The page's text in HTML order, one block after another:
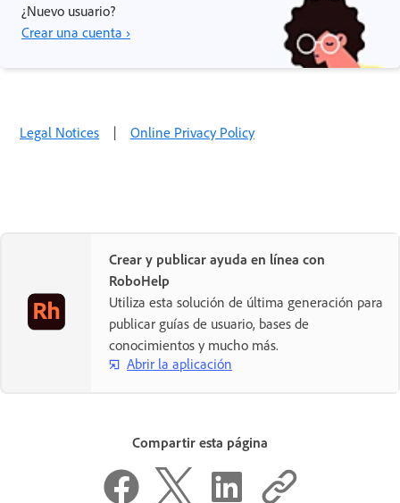
¿Nuevo usuario?
Crear una cuenta ›
Legal Notices | Online Privacy Policy
Crear y publicar ayuda en línea con
RoboHelp
Utiliza esta solución de última generación para
publicar guías de usuario, bases de
conocimientos y mucho más.
Abrir la aplicación
Compartir esta página